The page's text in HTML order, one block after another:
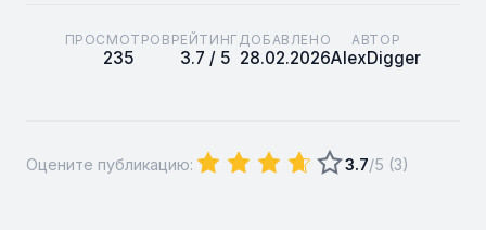
ПРОСМОТРОВ
235
РЕЙТИНГ
3.7 / 5
ДОБАВЛЕНО
28.02.2026
АВТОР
AlexDigger
Оцените публикацию: 3.7/5 (3)